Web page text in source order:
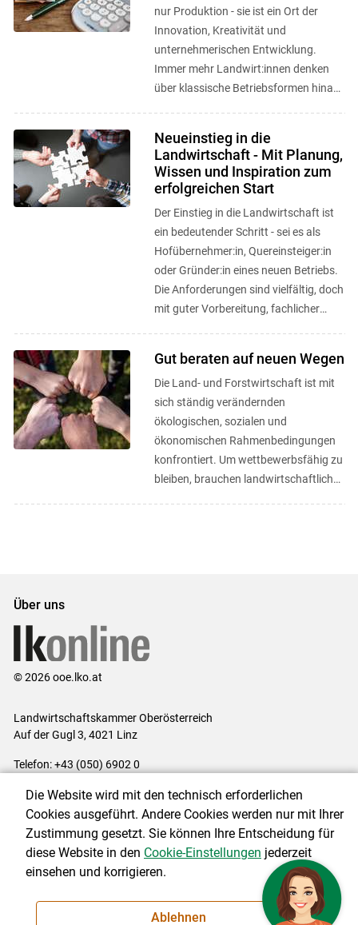
nur Produktion - sie ist ein Ort der
Innovation, Kreativität und
unternehmerischen Entwicklung.
Immer mehr Landwirt:innen denken
über klassische Betriebsformen hinaus
Neueinstieg in die
Landwirtschaft - Mit Planung,
Wissen und Inspiration zum
erfolgreichen Start
Der Einstieg in die Landwirtschaft ist
ein bedeutender Schritt - sei es als
Hofübernehmer:in, Quereinsteiger:in
oder Gründer:in eines neuen Betriebs.
Die Anforderungen sind vielfältig, doch
mit guter Vorbereitung, fachlicher
Gut beraten auf neuen Wegen
Die Land- und Forstwirtschaft ist mit
sich ständig verändernden
ökologischen, sozialen und
ökonomischen Rahmenbedingungen
konfrontiert. Um wettbewerbsfähig zu
bleiben, brauchen landwirtschaftliche
Über uns
© 2026 ooe.lko.at
Landwirtschaftskammer Oberösterreich
Auf der Gugl 3, 4021 Linz
Telefon: +43 (050) 6902 0
Impressum|Kontakt|Gewinnspiele|Datenschutzerklärung |
Barrierefreiheit
Cookie-Einstellungen
NEWSLETTER
Die Website wird mit den technisch erforderlichen
Cookies ausgeführt. Andere Cookies werden nur mit Ihrer
Zustimmung gesetzt. Sie können Ihre Entscheidung für
diese Website in den Cookie-Einstellungen jederzeit
einsehen und korrigieren.
Ablehnen